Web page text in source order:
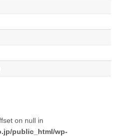
on null in
public_html/wp-